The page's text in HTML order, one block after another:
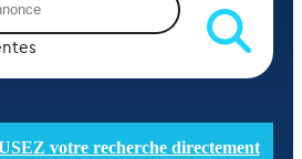
votre recherche directement